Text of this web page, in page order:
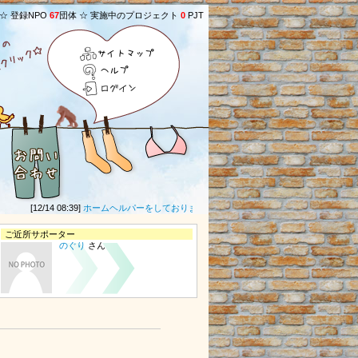
登録NPO 67団体 ☆ 実施中のプロジェクト 0 PJT
サイトマップ
ヘルプ
ログイン
[12/14 08:39]ホームヘルパーをしております。昨年度も相変わらずの事情の中、皆
ご近所サポーター
のぐり さん